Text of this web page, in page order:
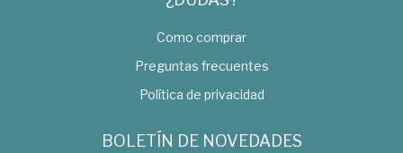
Como comprar
Preguntas frecuentes
Política de privacidad
BOLETÍN DE NOVEDADES